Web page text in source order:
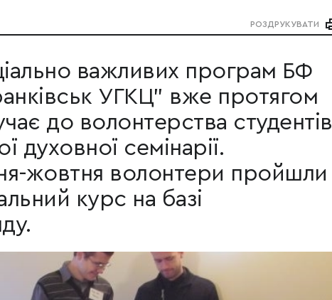
РОЗДРУКУВАТИ
важливих програм БФ
УГКЦ" вже протягом
до волонтерства студентів
духовної семінарії.
жовтня волонтери пройшли
курс на базі